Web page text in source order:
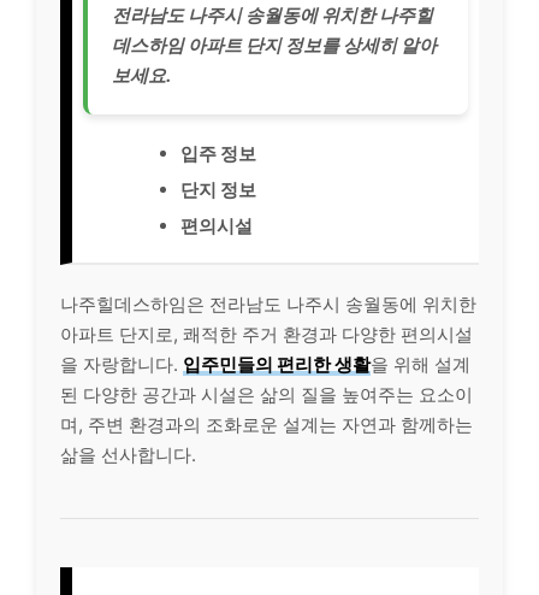
전라남도 나주시 송월동에 위치한 나주힐
데스하임 아파트 단지 정보를 상세히 알아
보세요.
입주 정보
단지 정보
편의시설
나주힐데스하임은 전라남도 나주시 송월동에 위치한
아파트 단지로, 쾌적한 주거 환경과 다양한 편의시설
을 자랑합니다. 입주민들의 편리한 생활을 위해 설계
된 다양한 공간과 시설은 삶의 질을 높여주는 요소이
며, 주변 환경과의 조화로운 설계는 자연과 함께하는
삶을 선사합니다.